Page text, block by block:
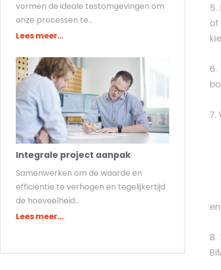
vormen de ideale testomgevingen om
onze processen te...
Lees meer...
Integrale project aanpak
Samenwerken om de waarde en
efficiëntie te verhogen en tegelijkertijd
de hoeveelheid...
Lees meer...
of
7.
8.